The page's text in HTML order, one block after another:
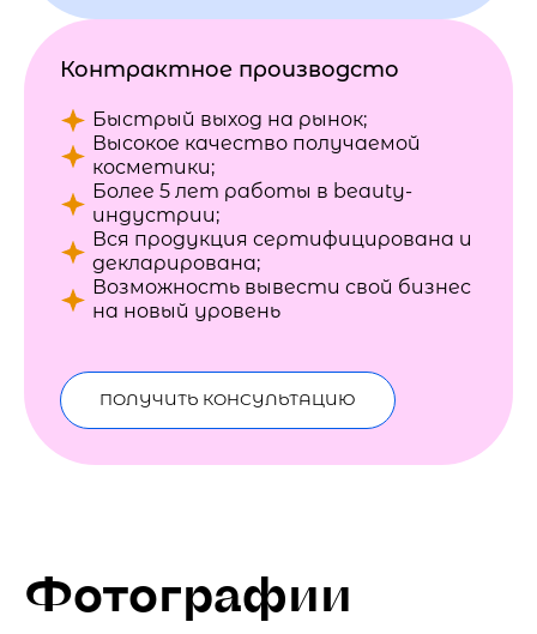
Контрактное производсто
Быстрый выход на рынок;
Высокое качество получаемой
косметики;
Более 5 лет работы в beauty-
индустрии;
Вся продукция сертифицирована и
декларирована;
Возможность вывести свой бизнес
на новый уровень
ПОЛУЧИТЬ КОНСУЛЬТАЦИЮ
Фотографии